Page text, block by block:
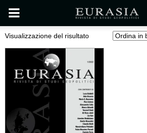
Visualizzazione del risultato